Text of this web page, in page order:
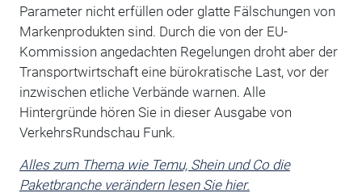
Parameter nicht erfüllen oder glatte Fälschungen von
Markenprodukten sind. Durch die von der EU-
Kommission angedachten Regelungen droht aber der
Transportwirtschaft eine bürokratische Last, vor der
inzwischen etliche Verbände warnen. Alle
Hintergründe hören Sie in dieser Ausgabe von
VerkehrsRundschau Funk.
Alles zum Thema wie Temu, Shein und Co die
Paketbranche verändern lesen Sie hier.